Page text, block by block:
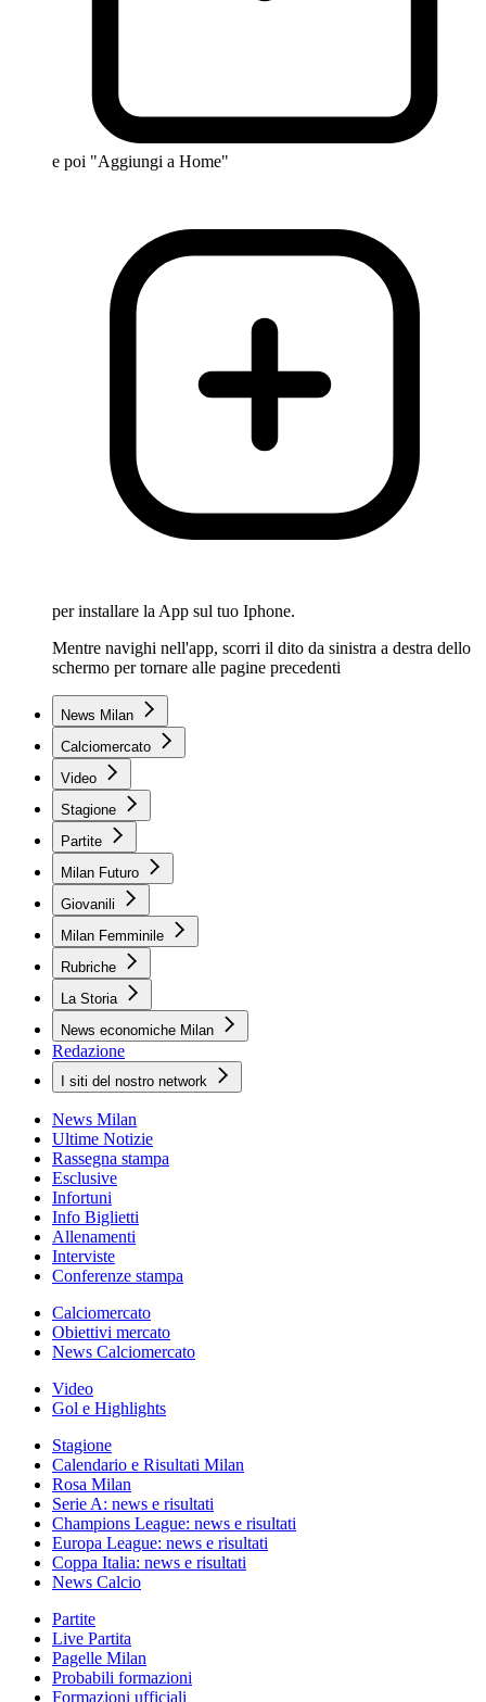
e poi "Aggiungi a Home"
per installare la App sul tuo Iphone.
Mentre navighi nell'app, scorri il dito da sinistra a destra dello
schermo per tornare alle pagine precedenti
News Milan
Calciomercato
Video
Stagione
Partite
Milan Futuro
Giovanili
Milan Femminile
Rubriche
La Storia
News economiche Milan
Redazione
I siti del nostro network
News Milan
Ultime Notizie
Rassegna stampa
Esclusive
Infortuni
Info Biglietti
Allenamenti
Interviste
Conferenze stampa
Calciomercato
Obiettivi mercato
News Calciomercato
Video
Gol e Highlights
Stagione
Calendario e Risultati Milan
Rosa Milan
Serie A: news e risultati
Champions League: news e risultati
Europa League: news e risultati
Coppa Italia: news e risultati
News Calcio
Partite
Live Partita
Pagelle Milan
Probabili formazioni
Formazioni ufficiali